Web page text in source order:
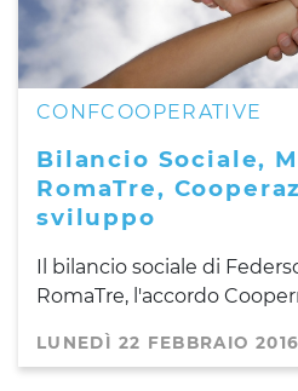
CONFCOOPERATIVE
Bilancio Sociale,
RomaTre,
sviluppo
Il bilancio sociale di
RomaTre, l'accordo
LUNEDÌ 22 FEBBRAIO 2016